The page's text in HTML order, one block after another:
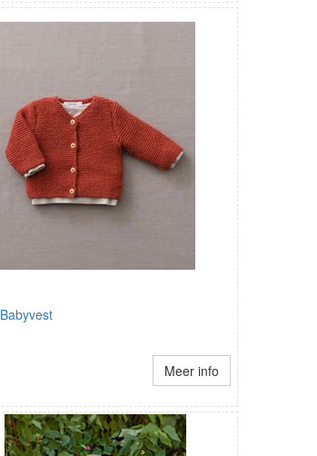
Babyvest
Meer info